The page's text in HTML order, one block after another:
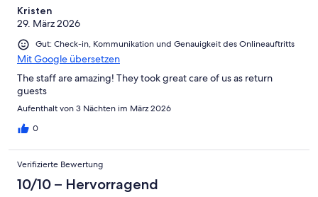
Kristen
29. März 2026
Gut: Check-in, Kommunikation und Genauigkeit des Onlineauftritts
Mit Google übersetzen
The staff are amazing! They took great care of us as return
guests
Aufenthalt von 3 Nächten im März 2026
0
Verifizierte Bewertung
10/10 – Hervorragend